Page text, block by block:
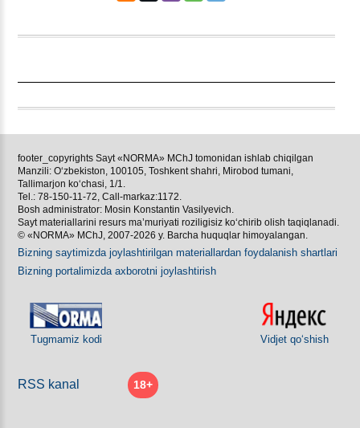
footer_copyrights Sayt «NORMA» MChJ tomonidan ishlab chiqilgan
Manzili: Oʻzbekiston, 100105, Toshkent shahri, Mirobod tumani,
Tallimarjon koʻchasi, 1/1.
Tel.: 78-150-11-72, Call-markaz:1172.
Bosh administrator: Mosin Konstantin Vasilyevich.
Sayt materiallarini resurs ma’muriyati roziligisiz koʻchirib olish taqiqlanadi.
© «NORMA» MChJ, 2007-2026 y. Barcha huquqlar himoyalangan.
Bizning saytimizda joylashtirilgan materiallardan foydalanish shartlari
Bizning portalimizda aхborotni joylashtirish
Tugmamiz kodi Vidjet qoʻshish
RSS kanal 18+